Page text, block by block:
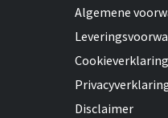
Algemene
Cookieverklaring
Disclaimer